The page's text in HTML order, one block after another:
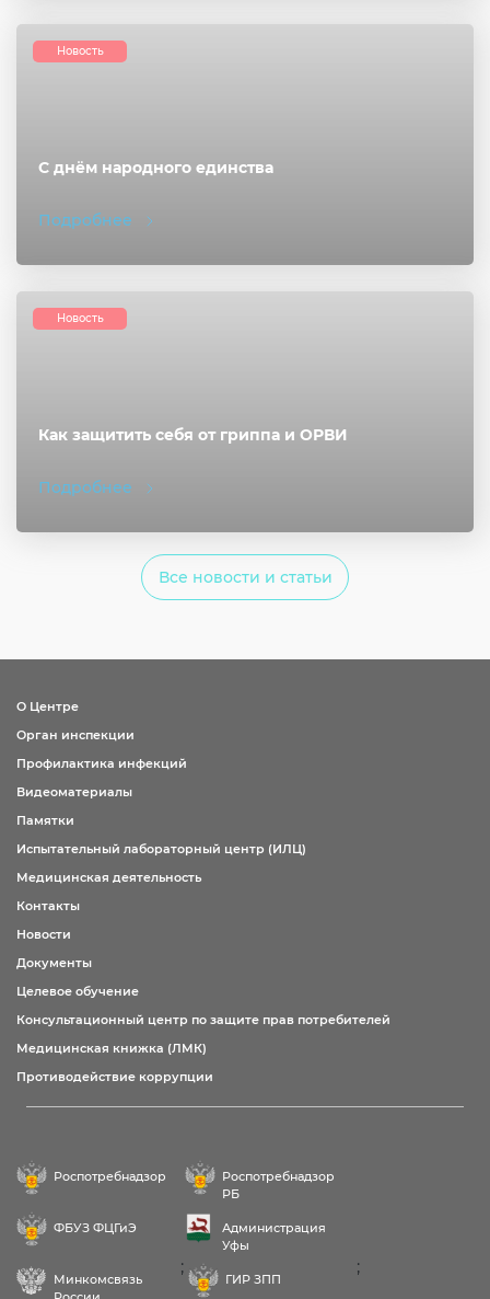
С днём народного единства
Подробнее
Новость
Как защитить себя от гриппа и ОРВИ
Подробнее
Новость
Все новости и статьи
О Центре
Орган инспекции
Профилактика инфекций
Видеоматериалы
Памятки
Испытательный лабораторный центр (ИЛЦ)
Медицинская деятельность
Контакты
Новости
Документы
Целевое обучение
Консультационный центр по защите прав потребителей
Медицинская книжка (ЛМК)
Противодействие коррупции
Роспотребнадзор
Роспотребнадзор
РБ
ФБУЗ ФЦГиЭ
Администрация
Уфы
Минкомсвязь
;
ГИР ЗПП
;